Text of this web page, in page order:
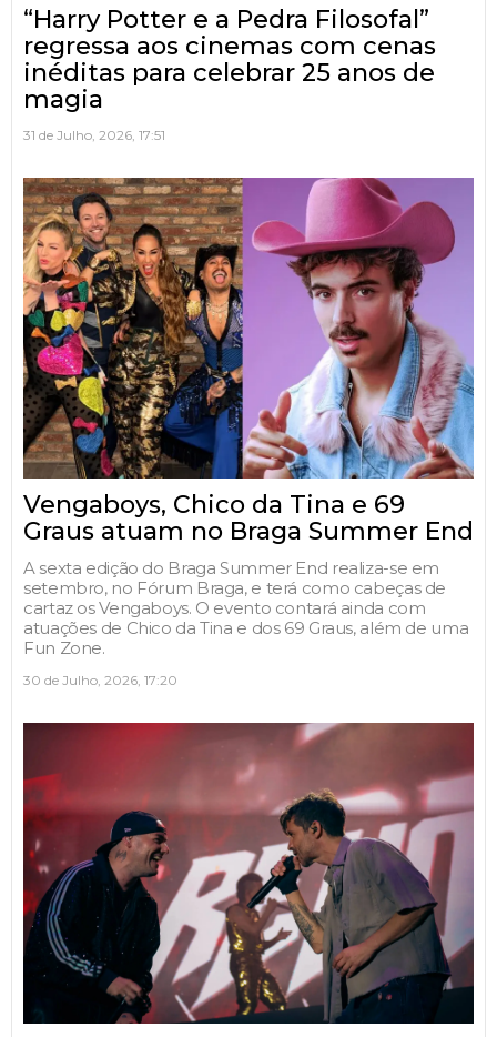
“Harry Potter e a Pedra Filosofal”
regressa aos cinemas com cenas
inéditas para celebrar 25 anos de
magia
31 de Julho, 2026, 17:51
Vengaboys, Chico da Tina e 69
Graus atuam no Braga Summer End
A sexta edição do Braga Summer End realiza-se em
setembro, no Fórum Braga, e terá como cabeças de
cartaz os Vengaboys. O evento contará ainda com
atuações de Chico da Tina e dos 69 Graus, além de uma
Fun Zone.
30 de Julho, 2026, 17:20